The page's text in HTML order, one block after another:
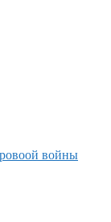
войны